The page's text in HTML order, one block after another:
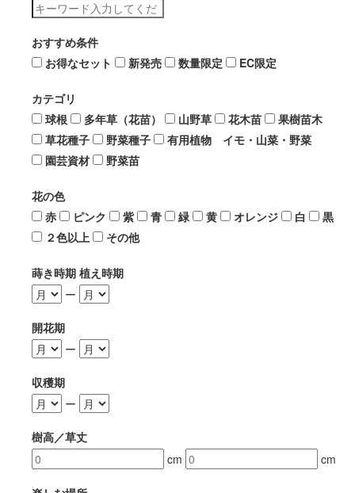
おすすめ条件
お得なセット
新発売 数量限定 EC限定
カテゴリ
球根
多年草（花苗） 山野草 花木苗
果樹苗木
草花種子
野菜種子
有用植物 イモ・山菜・野菜
園芸資材
野菜苗
花の色
赤
ピンク 紫 青 緑 黄 オレンジ 白
黒
２色以上
その他
蒔き時期 植え時期
ー
開花期
ー
収穫期
ー
樹高／草丈
cm
cm